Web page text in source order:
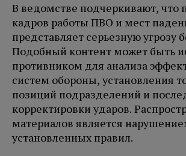
В ведомстве подчеркивают, что
кадров работы ПВО и мест
представляет серьезную угрозу
Подобный контент может быть
противником для анализа
систем обороны, установления
позиций подразделений и
корректировки ударов.
материалов является
установленных правил.